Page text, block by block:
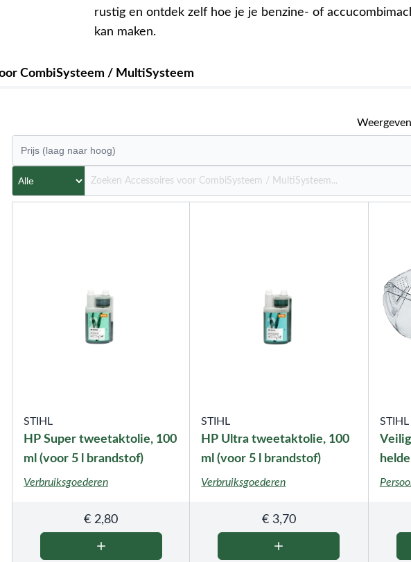
rustig en ontdek zelf hoe je je benzine- of
kan maken.
CombiSysteem / MultiSysteem
Weergeven
STIHL
HP Super tweetaktolie, 100
ml (voor 5 l brandstof)
Verbruiksgoederen
€ 2,80
STIHL
HP Ultra tweetaktolie, 100
ml (voor 5 l brandstof)
Verbruiksgoederen
€3,70
STIHL